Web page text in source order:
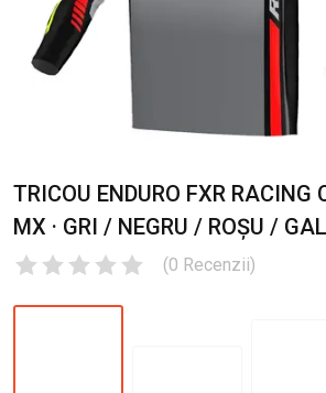
TRICOU ENDURO FXR RACING
MX · GRI / NEGRU / ROȘU /
(0 Recenzii)